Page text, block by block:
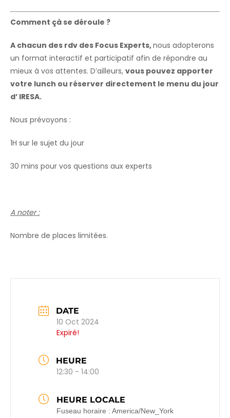
Comment çà se déroule ?
A chacun des rdv des Focus Experts,nous adopterons
un format interactif et participatif afin de répondre au
mieux à vos attentes. D’ailleurs, vous pouvez apporter
votre lunch ou réserver directement le menu du jour
d’ IRESA.
Nous prévoyons :
1H sur le sujet du jour
30 mins pour vos questions aux experts
A noter :
Nombre de places limitées.
DATE
10 Oct 2024
Expiré!
HEURE
12:30 - 14:00
HEURE LOCALE
Fuseau horaire : America/New_York